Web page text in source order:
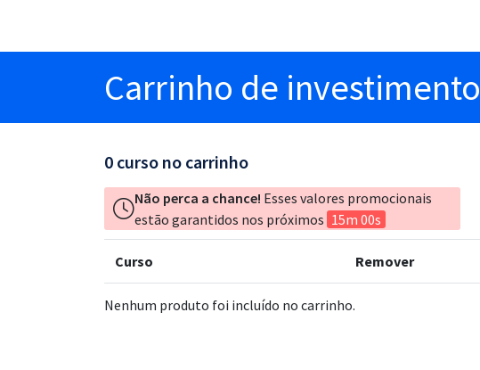
Carrinho de investimento
0 curso no carrinho
Não perca a chance! Esses valores promocionais
estão garantidos nos próximos 15m 00s
Curso Remover
Nenhum produto foi incluído no carrinho.